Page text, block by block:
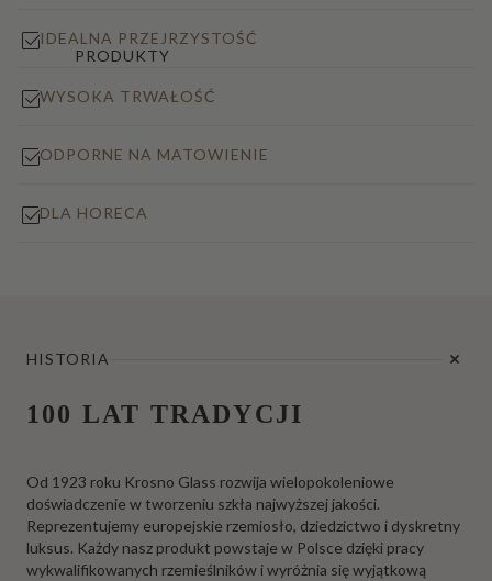
PRODUKTY
IDEALNA PRZEJRZYSTOŚĆ
WYSOKA TRWAŁOŚĆ
ODPORNE NA MATOWIENIE
DLA HORECA
HISTORIA
100 LAT TRADYCJI
Od 1923 roku Krosno Glass rozwija wielopokoleniowe
doświadczenie w tworzeniu szkła najwyższej jakości.
Reprezentujemy europejskie rzemiosło, dziedzictwo i dyskretny
luksus. Każdy nasz produkt powstaje w Polsce dzięki pracy
wykwalifikowanych rzemieślników i wyróżnia się wyjątkową